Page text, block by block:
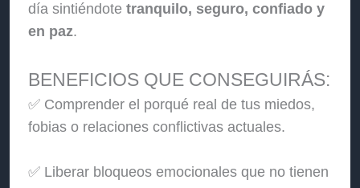
día sintiéndotetranquilo, seguro, confiado y
en paz.
BENEFICIOS QUE CONSEGUIRÁS:
✅ Comprender el porqué real de tus miedos,
fobias o relaciones conflictivas actuales.
✅ Liberar bloqueos emocionales que no tienen